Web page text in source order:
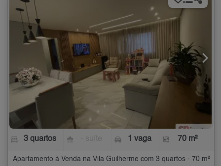
3 quartos 1 vaga 70 m²
Apartamento à Venda na Vila Guilherme com 3 quartos - 70 m²